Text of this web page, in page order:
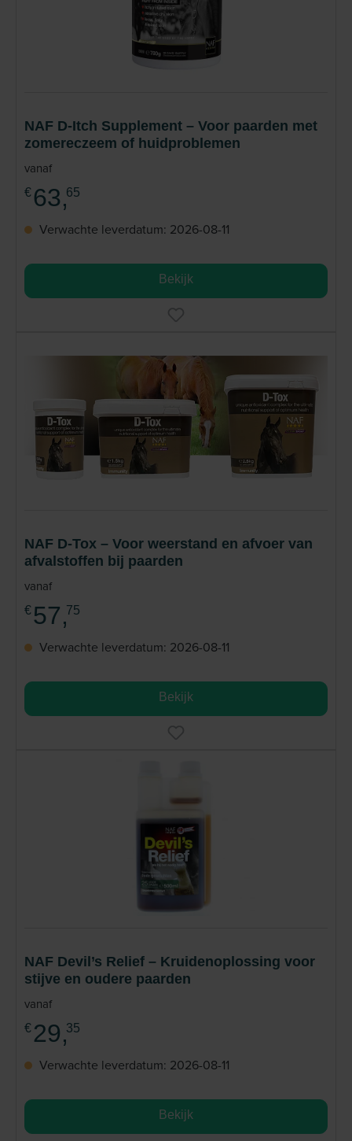
NAF D-Itch Supplement – Voor paarden met
zomereczeem of huidproblemen
vanaf
€ 63,65
Verwachte leverdatum: 2026-08-11
Bekijk
NAF D-Tox – Voor weerstand en afvoer van
afvalstoffen bij paarden
vanaf
€ 57,75
Verwachte leverdatum: 2026-08-11
Bekijk
NAF Devil’s Relief – Kruidenoplossing voor
stijve en oudere paarden
vanaf
€ 29,35
Verwachte leverdatum: 2026-08-11
Bekijk